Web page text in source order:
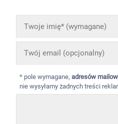
* pole wymagane,adresów
nie wysyłamy żadnych treści